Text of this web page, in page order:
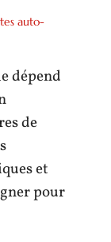
auto-
dépend
de
et
pour